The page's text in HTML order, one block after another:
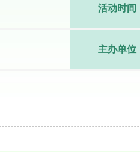
活动时间
主办单位